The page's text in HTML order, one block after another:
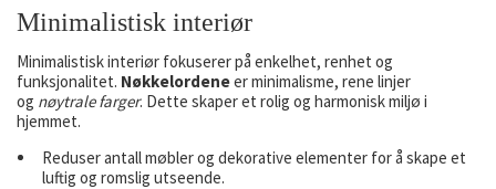
Minimalistisk interiør
Minimalistisk interiør fokuserer på enkelhet, renhet og
funksjonalitet. Nøkkelordeneer minimalisme, rene linjer
og nøytrale farger. Dette skaper et rolig og harmonisk miljø i
hjemmet.
Reduser antall møbler og dekorative elementer for å skape et
luftig og romslig utseende.